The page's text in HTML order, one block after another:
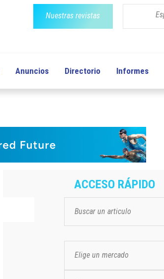
Nuestras revistas
Anuncios Directorio Informes
ACCESO RÁPIDO
Elige un mercado